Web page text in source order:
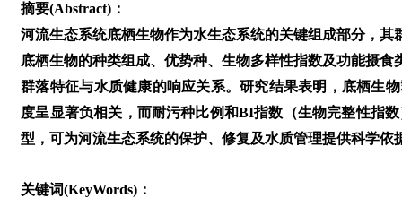
摘要(Abstract)：
河流生态系统底栖生物作为水生态系统的关键组成部分，
底栖生物的种类组成、优势种、生物多样性指数及功能摄
群落特征与水质健康的响应关系。研究结果表明，底栖生
度呈显著负相关，而耐污种比例和BI指数（生物完整性指
型，可为河流生态系统的保护、修复及水质管理提供科学依
关键词(KeyWords)：